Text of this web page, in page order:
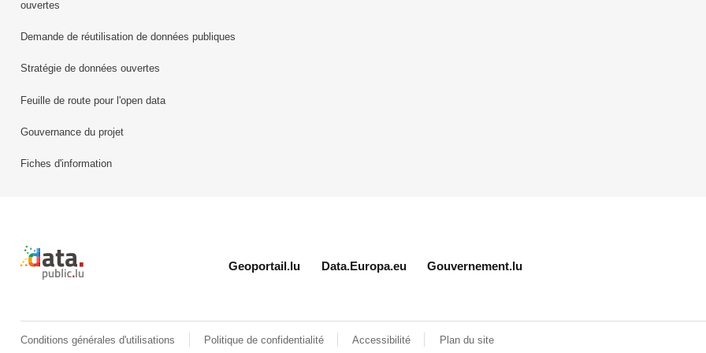
ouvertes
Demande de réutilisation de données publiques
Stratégie de données ouvertes
Feuille de route pour l'open data
Gouvernance du projet
Fiches d'information
Retour à l'accueil de data.public.lu
Geoportail.lu Data.Europa.eu Gouvernement.lu
Conditions générales d'utilisations Politique de confidentialité Accessibilité Plan du site